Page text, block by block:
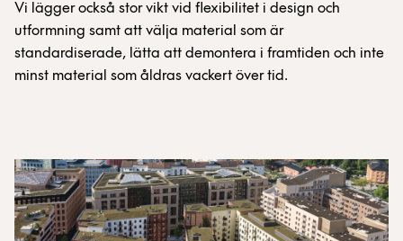
Vi lägger också stor vikt vid flexibilitet i design och
utformning samt att välja material som är
standardiserade, lätta att demontera i framtiden och inte
minst material som åldras vackert över tid.